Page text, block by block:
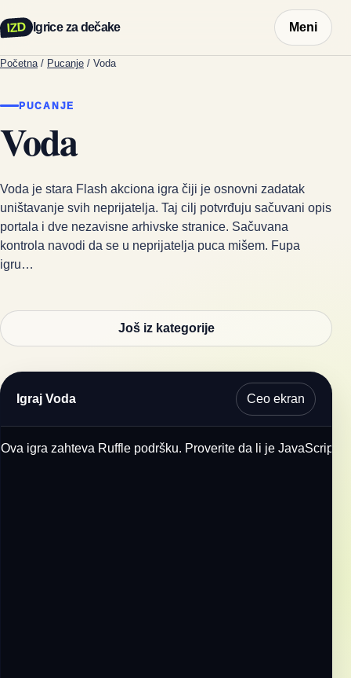
IZD Igrice za dečake Meni
Početna / Pucanje / Voda
PUCANJE
Voda
Voda je stara Flash akciona igra čiji je osnovni zadatak
uništavanje svih neprijatelja. Taj cilj potvrđuju sačuvani opis
portala i dve nezavisne arhivske stranice. Sačuvana
kontrola navodi da se u neprijatelja puca mišem. Fupa
igru…
Još iz kategorije
Igraj Voda Ceo ekran
Ova igra zahteva Ruffle podršku. Proverite da li je JavaScript